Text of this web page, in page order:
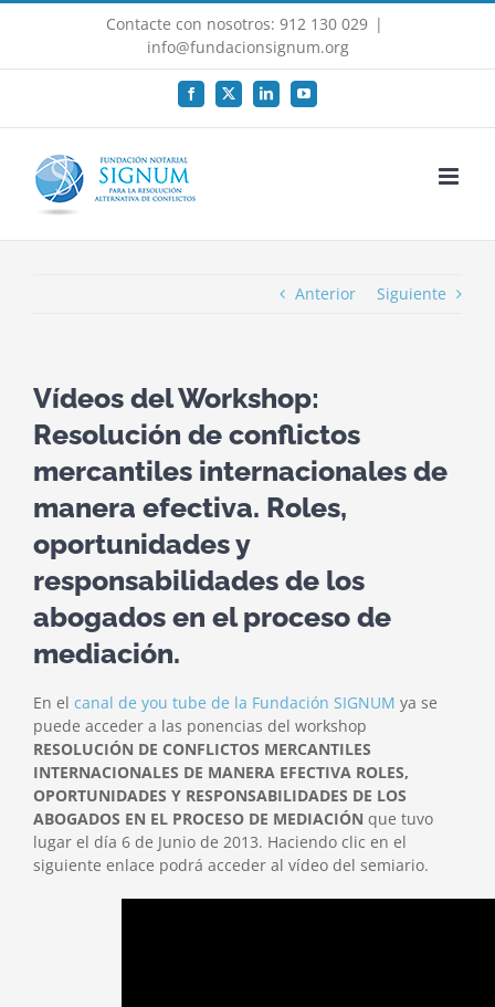
Saltar
Contacte con nosotros: 912 130 029 |
info@fundacionsignum.org
Facebook
X LinkedInYouTube
Anterior Siguiente
Vídeos del Workshop:
Resolución de conflictos
mercantiles internacionales de
manera efectiva. Roles,
oportunidades y
responsabilidades de los
abogados en el proceso de
mediación.
En el canal de you tube de la Fundación SIGNUM ya se
puede acceder a las ponencias del workshop
RESOLUCIÓN DE CONFLICTOS MERCANTILES
INTERNACIONALES DE MANERA EFECTIVA ROLES,
OPORTUNIDADES Y RESPONSABILIDADES DE LOS
ABOGADOS EN EL PROCESO DE MEDIACIÓN que tuvo
lugar el día 6 de Junio de 2013. Haciendo clic en el
siguiente enlace podrá acceder al vídeo del semiario.